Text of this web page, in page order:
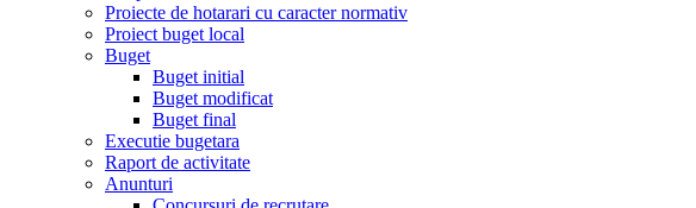
Proiecte de hotarari cu caracter normativ
Proiect buget local
Buget
Buget initial
Buget modificat
Buget final
Executie bugetara
Raport de activitate
Anunturi